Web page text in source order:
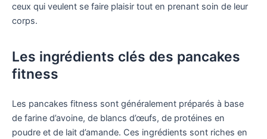
ceux qui veulent se faire plaisir tout en prenant soin de leur
corps.
Les ingrédients clés des pancakes
fitness
Les pancakes fitness sont généralement préparés à base
de farine d’avoine, de blancs d’œufs, de protéines en
poudre et de lait d’amande. Ces ingrédients sont riches en